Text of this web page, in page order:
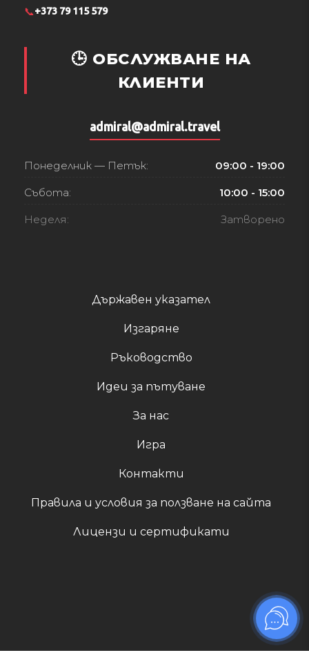
Държавен указател
Изгаряне
Ръководство
Идеи за пътуване
За нас
Игра
Контакти
Правила и условия за ползване на сайта
Лицензи и сертификати
📞+373 79 115 579
🕒 ОБСЛУЖВАНЕ НА
КЛИЕНТИ
admiral@admiral.travel
Понеделник — Петък: 09:00 - 19:00
Събота: 10:00 - 15:00
Неделя: Затворено